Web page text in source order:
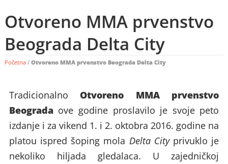
Otvoreno MMA prvenstvo
Beograda Delta City
Početna/ Otvoreno MMA prvenstvo Beograda Delta City
Tradicionalno Otvoreno MMA prvenstvo
Beogradaove godine proslavilo je svoje peto
izdanje i za vikend 1. i 2. oktobra 2016. godine na
platou ispred šoping mola Delta Cityprivuklo je
nekoliko hiljada gledalaca. U zajedničkoj